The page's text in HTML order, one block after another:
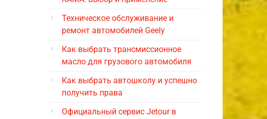
Техническое обслуживание и
ремонт автомобилей Geely
Как выбрать трансмиссионное
масло для грузового автомобиля
Как выбрать автошколу и успешно
получить права
Официальный сервис Jetour в